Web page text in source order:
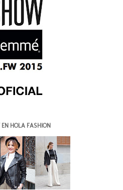
EN HOLA FASHION